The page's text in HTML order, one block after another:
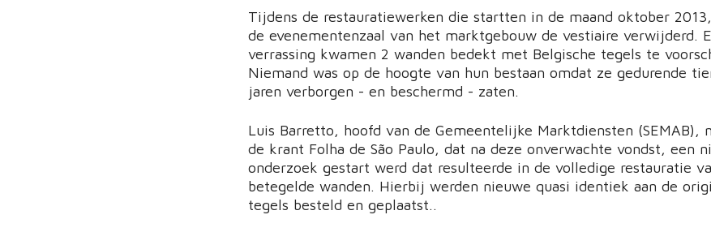
Tijdens de restauratiewerken die startten in de maand oktober
de evenementenzaal van het marktgebouw de vestiaire verwijderd.
verrassing kwamen 2 wanden bedekt met Belgische tegels te
Niemand was op de hoogte van hun bestaan omdat ze gedurende
jaren verborgen - en beschermd - zaten.
Luis Barretto, hoofd van de Gemeentelijke Marktdiensten (SEMAB),
de krant Folha de São Paulo, dat na deze onverwachte vondst, een
onderzoek gestart werd dat resulteerde in de volledige restauratie
betegelde wanden. Hierbij werden nieuwe quasi identiek aan de
tegels besteld en geplaatst..